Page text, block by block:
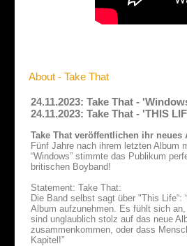
About - Take That
24.11.2023: Take That -
24.11.2023: Take That - 'THIS
Take That veröffentlichen ihr neues
Fünf Jahre nach ihrem letzten Album
“Windows” stimmte das Publikum
britischen Boyband!
Statement: Take That:
Die Band selbst sagt über "This
Album aufzunehmen. Es fühlt sich
sind unglaublich stolz auf das neue
zusammenkommen, oder dass
Kapitel!”